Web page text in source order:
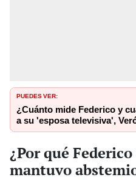
PUEDES VER:
¿Cuánto mide Federico y
a su 'esposa televisiva',
¿Por qué Federico
mantuvo